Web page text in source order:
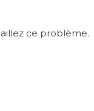
ce problème.